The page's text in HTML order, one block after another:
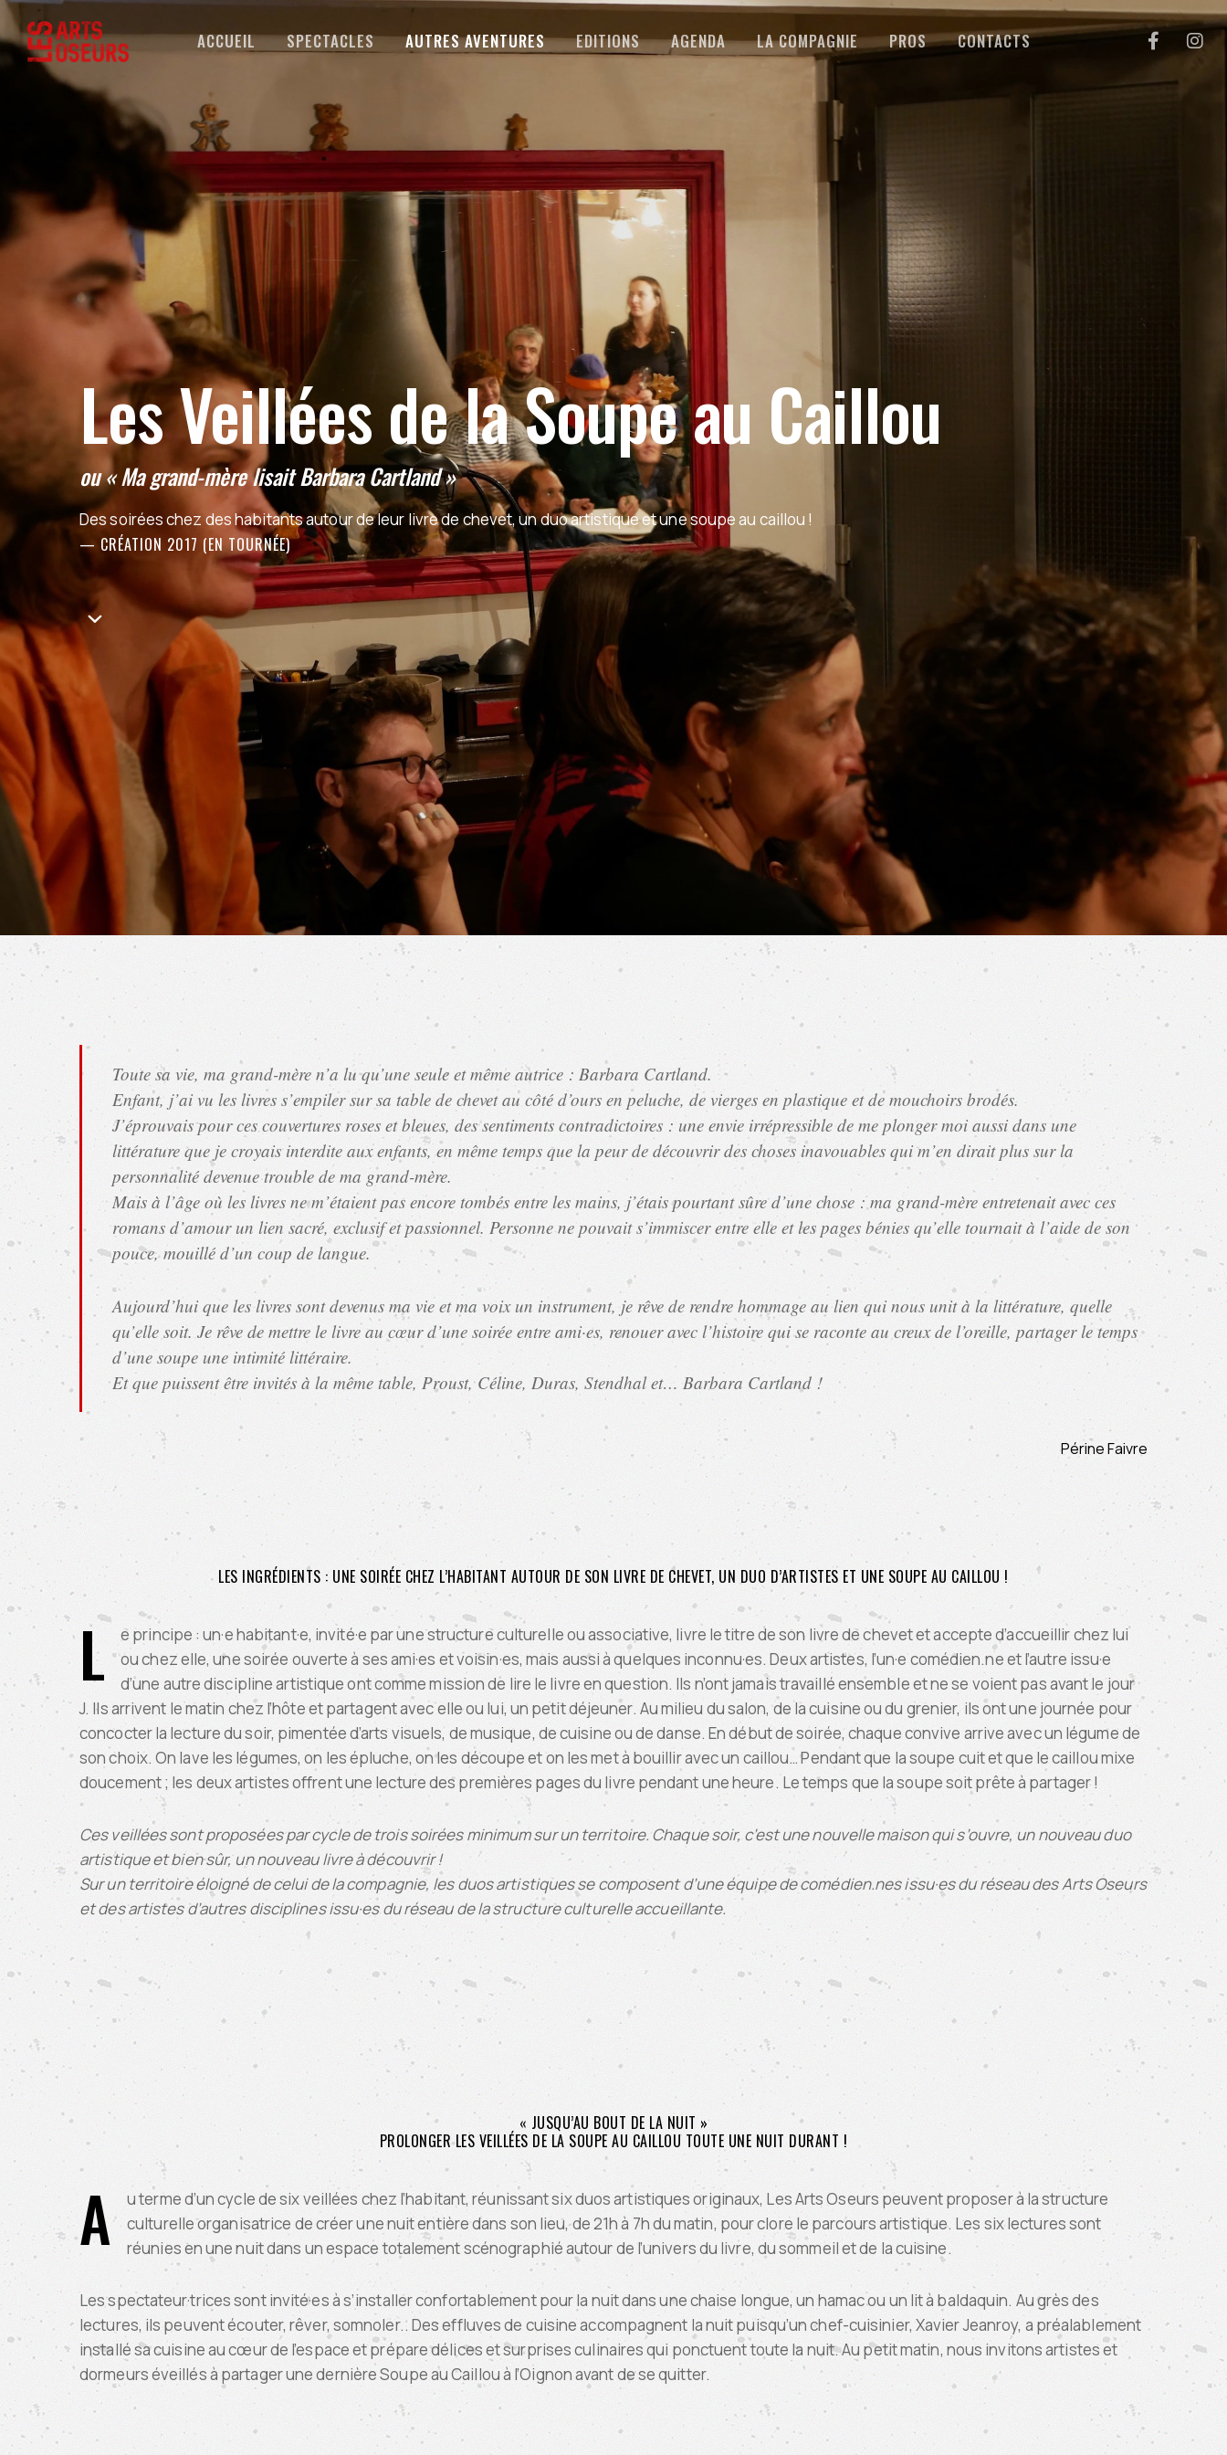
ACCUEIL SPECTACLES AUTRES AVENTURES EDITIONS AGENDA LA COMPAGNIE PROS CONTACTS
Les Veillées de la Soupe au Caillou
ou « Ma grand-mère lisait Barbara Cartland »
Des soirées chez des habitants autour de leur livre de chevet, un duo artistique et une soupe au caillou !
— CRÉATION 2017 (EN TOURNÉE)
Toute sa vie, ma grand-mère n’a lu qu’une seule et même autrice : Barbara Cartland.
Enfant, j’ai vu les livres s’empiler sur sa table de chevet au côté d’ours en peluche, de vierges en plastique et de mouchoirs brodés.
J’éprouvais pour ces couvertures roses et bleues, des sentiments contradictoires : une envie irrépressible de me plonger moi aussi dans une
littérature que je croyais interdite aux enfants, en même temps que la peur de découvrir des choses inavouables qui m’en dirait plus sur la
personnalité devenue trouble de ma grand-mère.
Mais à l’âge où les livres ne m’étaient pas encore tombés entre les mains, j’étais pourtant sûre d’une chose : ma grand-mère entretenait avec ces
romans d’amour un lien sacré, exclusif et passionnel. Personne ne pouvait s’immiscer entre elle et les pages bénies qu’elle tournait à l’aide de son
pouce, mouillé d’un coup de langue.
Aujourd’hui que les livres sont devenus ma vie et ma voix un instrument, je rêve de rendre hommage au lien qui nous unit à la littérature, quelle
qu’elle soit. Je rêve de mettre le livre au cœur d’une soirée entre ami·es, renouer avec l’histoire qui se raconte au creux de l’oreille, partager le temps
d’une soupe une intimité littéraire.
Et que puissent être invités à la même table, Proust, Céline, Duras, Stendhal et… Barbara Cartland !
Périne Faivre
LES INGRÉDIENTS : UNE SOIRÉE CHEZ L’HABITANT AUTOUR DE SON LIVRE DE CHEVET, UN DUO D’ARTISTES ET UNE SOUPE AU CAILLOU !
L
e principe : un·e habitant·e, invité·e par une structure culturelle ou associative, livre le titre de son livre de chevet et accepte d’accueillir chez lui
ou chez elle, une soirée ouverte à ses ami·es et voisin·es, mais aussi à quelques inconnu·es. Deux artistes, l’un·e comédien.ne et l’autre issu·e
d’une autre discipline artistique ont comme mission de lire le livre en question. Ils n’ont jamais travaillé ensemble et ne se voient pas avant le jour
J. Ils arrivent le matin chez l’hôte et partagent avec elle ou lui, un petit déjeuner. Au milieu du salon, de la cuisine ou du grenier, ils ont une journée pour
concocter la lecture du soir, pimentée d’arts visuels, de musique, de cuisine ou de danse. En début de soirée, chaque convive arrive avec un légume de
son choix. On lave les légumes, on les épluche, on les découpe et on les met à bouillir avec un caillou… Pendant que la soupe cuit et que le caillou mixe
doucement ; les deux artistes offrent une lecture des premières pages du livre pendant une heure. Le temps que la soupe soit prête à partager !
Ces veillées sont proposées par cycle de trois soirées minimum sur un territoire. Chaque soir, c’est une nouvelle maison qui s’ouvre, un nouveau duo
artistique et bien sûr, un nouveau livre à découvrir !
Sur un territoire éloigné de celui de la compagnie, les duos artistiques se composent d’une équipe de comédien.nes issu·es du réseau des Arts Oseurs
et des artistes d’autres disciplines issu·es du réseau de la structure culturelle accueillante.
« JUSQU’AU BOUT DE LA NUIT »
PROLONGER LES VEILLÉES DE LA SOUPE AU CAILLOU TOUTE UNE NUIT DURANT !
A
u terme d’un cycle de six veillées chez l’habitant, réunissant six duos artistiques originaux, Les Arts Oseurs peuvent proposer à la structure
culturelle organisatrice de créer une nuit entière dans son lieu, de 21h à 7h du matin, pour clore le parcours artistique. Les six lectures sont
réunies en une nuit dans un espace totalement scénographié autour de l’univers du livre, du sommeil et de la cuisine.
Les spectateur·trices sont invité·es à s’installer confortablement pour la nuit dans une chaise longue, un hamac ou un lit à baldaquin. Au grès des
lectures, ils peuvent écouter, rêver, somnoler.. Des effluves de cuisine accompagnent la nuit puisqu’un chef-cuisinier, Xavier Jeanroy, a préalablement
installé sa cuisine au cœur de l’espace et prépare délices et surprises culinaires qui ponctuent toute la nuit. Au petit matin, nous invitons artistes et
dormeurs éveillés à partager une dernière Soupe au Caillou à l’Oignon avant de se quitter.